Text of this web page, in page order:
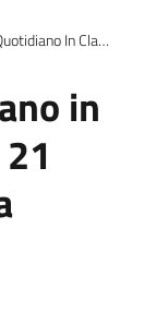
Mercoledì 21 Gennaio 2026 Roma
in